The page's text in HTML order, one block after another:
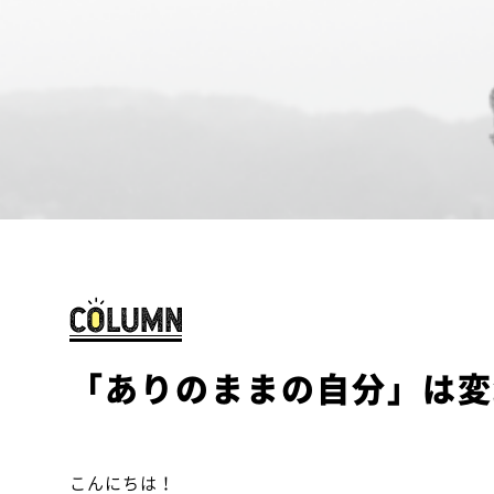
「ありのままの自分」は
こんにちは！